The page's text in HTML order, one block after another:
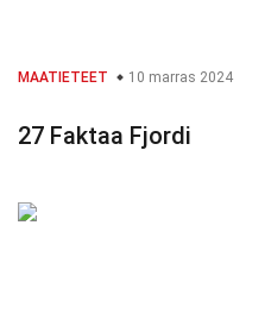
MAATIETEET 10 marras 2024
27 Faktaa Fjordi